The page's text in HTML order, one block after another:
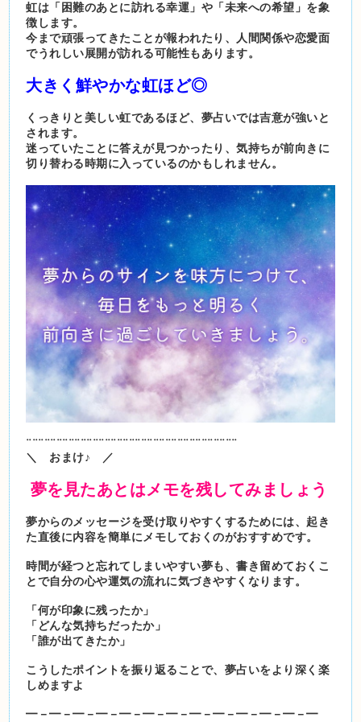
虹は「困難のあとに訪れる幸運」や「未来への希望」を象
徴します。
今まで頑張ってきたことが報われたり、人間関係や恋愛面
でうれしい展開が訪れる可能性もあります。
大きく鮮やかな虹ほど◎
くっきりと美しい虹であるほど、夢占いでは吉意が強いと
されます。
迷っていたことに答えが見つかったり、気持ちが前向きに
切り替わる時期に入っているのかもしれません。
¨¨¨¨¨¨¨¨¨¨¨¨¨¨¨¨¨¨¨¨¨¨¨¨¨¨¨¨¨¨¨¨¨¨¨
＼ おまけ♪ ／
夢を見たあとはメモを残してみましょう
夢からのメッセージを受け取りやすくするためには、起き
た直後に内容を簡単にメモしておくのがおすすめです。
時間が経つと忘れてしまいやすい夢も、書き留めておくこ
とで自分の心や運気の流れに気づきやすくなります。
「何が印象に残ったか」
「どんな気持ちだったか」
「誰が出てきたか」
こうしたポイントを振り返ることで、夢占いをより深く楽
しめますよ
━－━－━－━－━－━－━－━－━－━－━－━－━